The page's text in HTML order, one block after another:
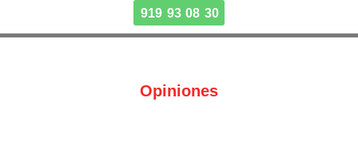
919 93 08 30
Opiniones